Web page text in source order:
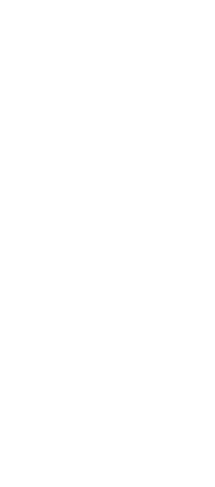
器販売店・
お願いしま
ご登録され
共同利用者
ご了承くだ
記載されて
りません。
未対応品が
、
、
い年数を意
物等」とい
らの製造装
知します。
り引きをい
ン制御